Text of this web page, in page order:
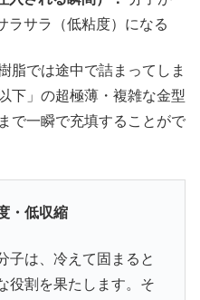
ラサラ（低粘度）になる
脂では途中で詰まってしま
下」の超極薄・複雑な金型
で一瞬で充填することがで
・低収縮
子は、冷えて固まると
役割を果たします。そ